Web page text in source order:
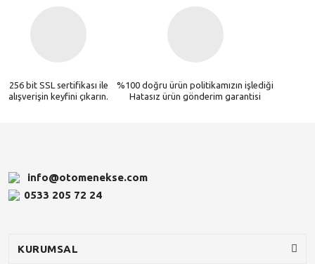
256 bit SSL sertifikası ile
alışverişin keyfini çıkarın.
%100 doğru ürün politikamızın işlediği
Hatasız ürün gönderim garantisi
info@otomenekse.com
0533 205 72 24
KURUMSAL